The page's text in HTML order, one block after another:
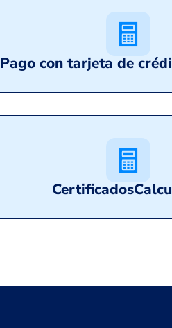
Pago con tarjeta de
Certificados